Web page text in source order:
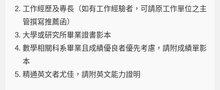
工作經歷及專長（如有工作經驗者，可請原工作單位之主
管撰寫推薦函）
大學或研究所畢業證書影本
數學相關科系畢業且成績優良者優先考慮，請附成績單影
本
精通英文者尤佳，請附英文能力證明